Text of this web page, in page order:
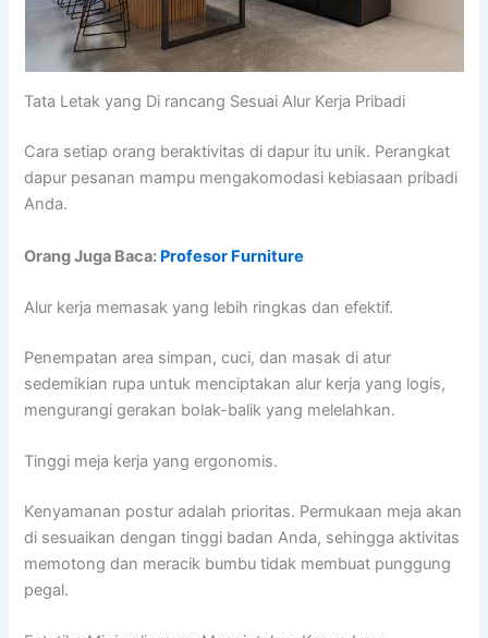
Tata Letak yang Di rancang Sesuai Alur Kerja Pribadi
Cara setiap orang beraktivitas di dapur itu unik. Perangkat
dapur pesanan mampu mengakomodasi kebiasaan pribadi
Anda.
Orang Juga Baca: Profesor Furniture
Alur kerja memasak yang lebih ringkas dan efektif.
Penempatan area simpan, cuci, dan masak di atur
sedemikian rupa untuk menciptakan alur kerja yang logis,
mengurangi gerakan bolak-balik yang melelahkan.
Tinggi meja kerja yang ergonomis.
Kenyamanan postur adalah prioritas. Permukaan meja akan
di sesuaikan dengan tinggi badan Anda, sehingga aktivitas
memotong dan meracik bumbu tidak membuat punggung
pegal.